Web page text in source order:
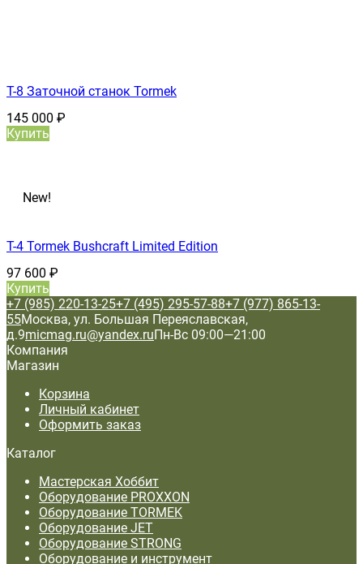
T-8 Заточной станок Tormek
145 000 ₽
Купить
New!
T-4 Tormek Bushcraft Limited Edition
97 600 ₽
Купить
+7 (985) 220-13-25+7 (495) 295-57-88+7 (977) 865-13-
55Москва, ул. Большая Переяславская,
д.9micmag.ru@yandex.ruПн-Вс 09:00—21:00
Компания
Магазин
Корзина
Личный кабинет
Оформить заказ
Каталог
Мастерская Хоббит
Оборудование PROXXON
Оборудование TORMEK
Оборудование JET
Оборудование STRONG
Оборудование и инструмент